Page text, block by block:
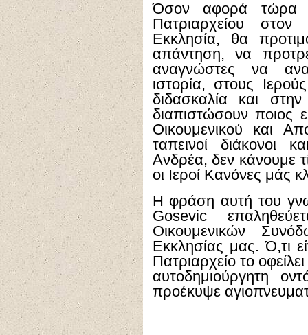
Όσον αφορά τώρα
Πατριαρχείου
Εκκλησία, θα
απάντηση, να
αναγνώστες να
ιστορία, στους
διδασκαλία και
διαπιστώσουν ποιος
Οικουμενικού και
ταπεινοί διάκονοι
Ανδρέα, δεν κάνουμε
οι Ιεροί Κανόνες μάς
Η φράση αυτή του
Gosevic
Οικουμενικών
Εκκλησίας μας. Ό,τι
Πατριαρχείο το
αυτοδημιούργητη
προέκυψε